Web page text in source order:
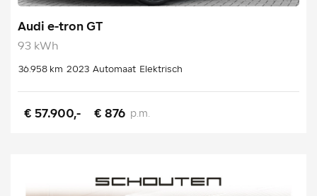
Audi e-tron GT
93 kWh
36.958 km 2023 Automaat Elektrisch
€ 57.900,- € 876 p.m.